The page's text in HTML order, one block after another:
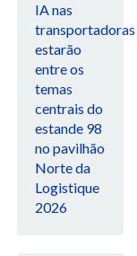
IA nas
transportadoras
estarão
entre os
temas
centrais do
estande 98
no pavilhão
Norte da
Logistique
2026